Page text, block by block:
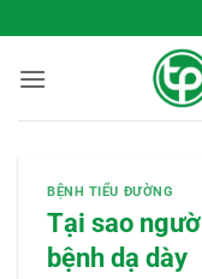
qua
nội
BỆNH TIỂU ĐƯỜNG
Tại sao
bệnh dạ dày